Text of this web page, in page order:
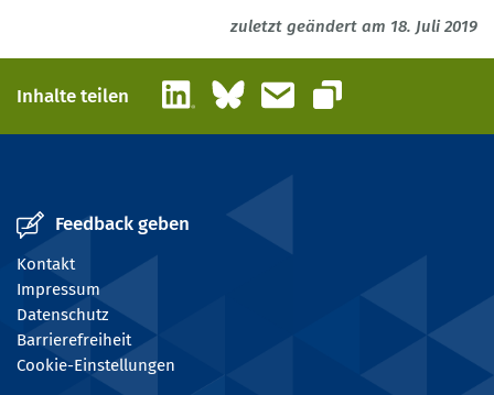
zuletzt geändert am 18. Juli 2019
Inhalte teilen LinkedInBlueskyE-Mail
Link kopieren
Feedback geben
Kontakt
Impressum
Datenschutz
Barrierefreiheit
Cookie-Einstellungen